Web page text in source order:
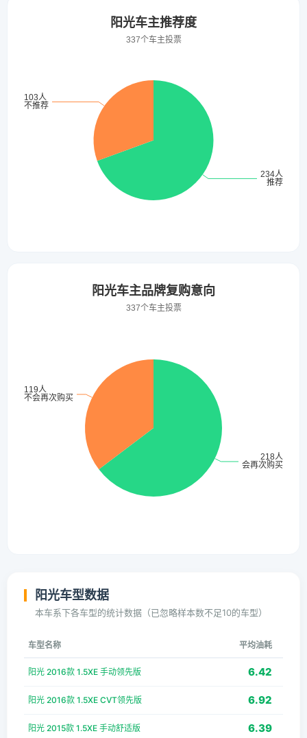
阳光车型数据
本车系下各车型的统计数据（已忽略样本数不足10的车型）
车型名称 平均油耗
阳光 2016款 1.5XE 手动领先版 6.42
阳光 2016款 1.5XE CVT领先版 6.92
阳光 2015款 1.5XE 手动舒适版 6.39